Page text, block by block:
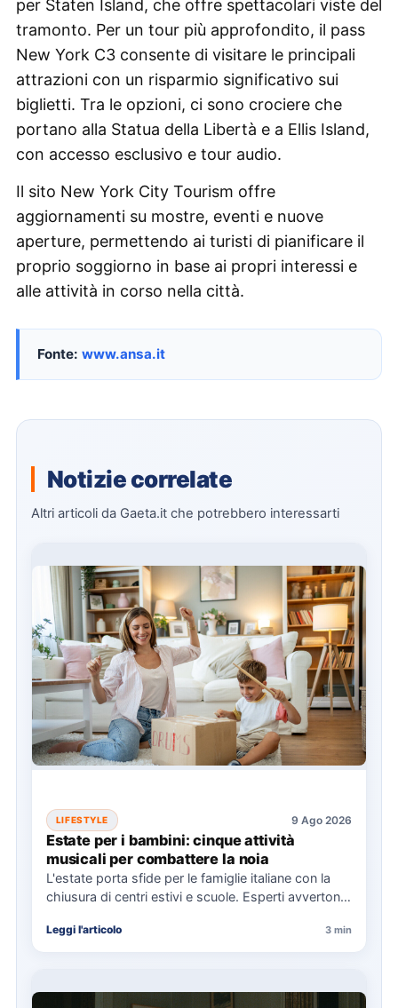
per Staten Island, che offre spettacolari viste del
tramonto. Per un tour più approfondito, il pass
New York C3 consente di visitare le principali
attrazioni con un risparmio significativo sui
biglietti. Tra le opzioni, ci sono crociere che
portano alla Statua della Libertà e a Ellis Island,
con accesso esclusivo e tour audio.
Il sito New York City Tourism offre
aggiornamenti su mostre, eventi e nuove
aperture, permettendo ai turisti di pianificare il
proprio soggiorno in base ai propri interessi e
alle attività in corso nella città.
Fonte: www.ansa.it
Notizie correlate
Altri articoli da Gaeta.it che potrebbero interessarti
LIFESTYLE 9 Ago 2026
Estate per i bambini: cinque attività
musicali per combattere la noia
L'estate porta sfide per le famiglie italiane con la
chiusura di centri estivi e scuole. Esperti avvertono
Leggi l'articolo 3 min